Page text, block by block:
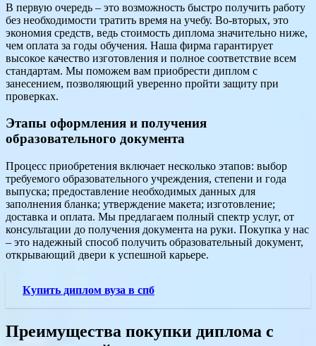
В первую очередь – это возможность быстро получить работу
без необходимости тратить время на учебу. Во-вторых, это
экономия средств, ведь стоимость диплома значительно ниже,
чем оплата за годы обучения. Наша фирма гарантирует
высокое качество изготовления и полное соответствие всем
стандартам. Мы поможем вам приобрести диплом с
занесением, позволяющий уверенно пройти защиту при
проверках.
Этапы оформления и получения
образовательного документа
Процесс приобретения включает несколько этапов: выбор
требуемого образовательного учреждения, степени и года
выпуска; предоставление необходимых данных для
заполнения бланка; утверждение макета; изготовление;
доставка и оплата. Мы предлагаем полный спектр услуг, от
консультации до получения документа на руки. Покупка у нас
– это надежный способ получить образовательный документ,
открывающий двери к успешной карьере.
Купить диплом вуза в спб
Преимущества покупки диплома с